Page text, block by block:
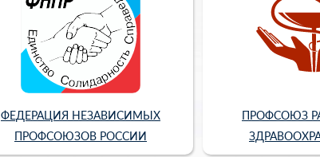
ФЕДЕРАЦИЯ НЕЗАВИСИМЫХ
ПРОФСОЮЗОВ РОССИИ
ПРОФСОЮЗ